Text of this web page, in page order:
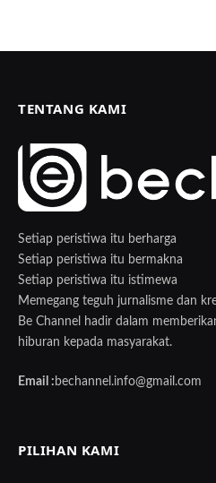
TENTANG KAMI
Setiap peristiwa itu berharga
Setiap peristiwa itu bermakna
Setiap peristiwa itu istimewa
Memegang teguh jurnalisme dan
Be Channel hadir dalam
hiburan kepada masyarakat.
Email : bechannel.info@gmail.com
PILIHAN KAMI